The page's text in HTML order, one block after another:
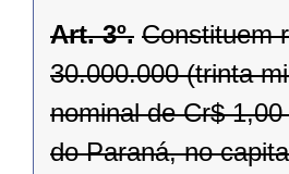
Art. 3º. Constituem
30.000.000 (trinta
nominal de Cr$
do Paraná, no